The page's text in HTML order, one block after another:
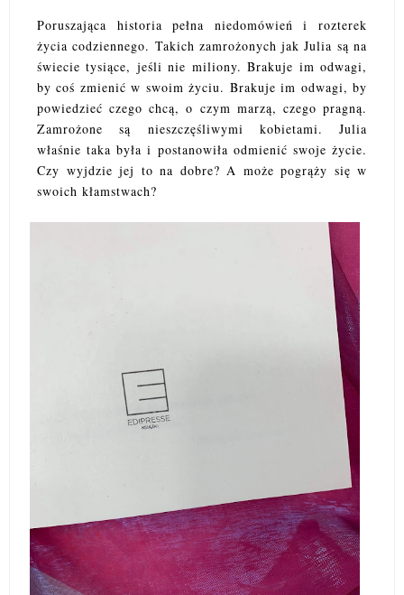
Poruszająca historia pełna niedomówień i rozterek
życia codziennego. Takich zamrożonych jak Julia są na
świecie tysiące, jeśli nie miliony. Brakuje im odwagi,
by coś zmienić w swoim życiu. Brakuje im odwagi, by
powiedzieć czego chcą, o czym marzą, czego pragną.
Zamrożone są nieszczęśliwymi kobietami. Julia
właśnie taka była i postanowiła odmienić swoje życie.
Czy wyjdzie jej to na dobre? A może pogrąży się w
swoich kłamstwach?